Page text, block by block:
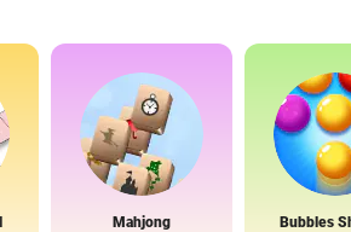
Mahjong Bubbles